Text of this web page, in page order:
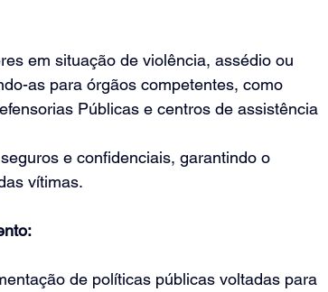
em situação de violência, assédio ou
as para órgãos competentes, como
Públicas e centros de assistência
e confidenciais, garantindo o
vítimas.
de políticas públicas voltadas para